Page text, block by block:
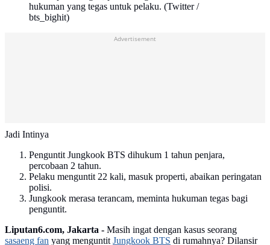
hukuman yang tegas untuk pelaku. (Twitter /
bts_bighit)
Advertisement
Jadi Intinya
Penguntit Jungkook BTS dihukum 1 tahun penjara,
percobaan 2 tahun.
Pelaku menguntit 22 kali, masuk properti, abaikan peringatan
polisi.
Jungkook merasa terancam, meminta hukuman tegas bagi
penguntit.
Liputan6.com, Jakarta - Masih ingat dengan kasus seorang
sasaeng fan yang menguntitJungkook BTS di rumahnya? Dilansir